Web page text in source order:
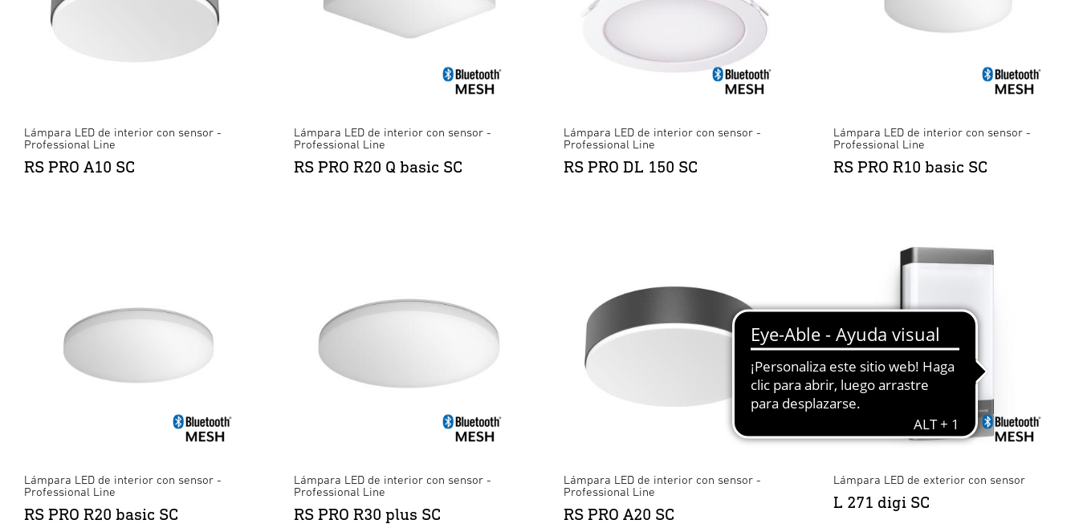
Lámpara LED de interior con sensor -
Professional Line
RS PRO A10 SC
Lámpara LED de interior con sensor -
Professional Line
RS PRO R20 Q basic SC
Lámpara LED de interior con sensor -
Professional Line
RS PRO DL 150 SC
Lámpara LED de interior con sensor -
Professional Line
RS PRO R10 basic SC
Lámpara LED de interior con sensor -
Professional Line
RS PRO R20 basic SC
Lámpara LED de interior con sensor -
Professional Line
RS PRO R30 plus SC
Lámpara LED de interior con sensor -
Professional Line
RS PRO A20 SC
Lámpara LED de exterior con sensor
L 271 digi SC